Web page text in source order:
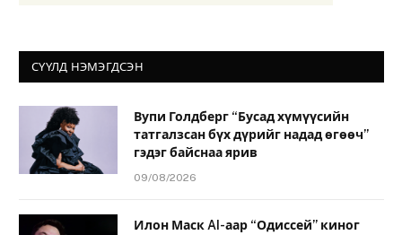
СҮҮЛД НЭМЭГДСЭН
Вупи Голдберг “Бусад хүмүүсийн
татгалзсан бүх дүрийг надад өгөөч”
гэдэг байснаа ярив
09/08/2026
Илон Маск AI-аар “Одиссей” киног